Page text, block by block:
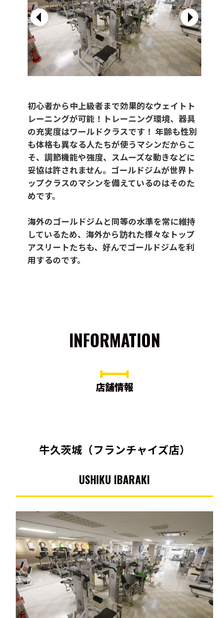
初心者から中上級者まで効果的なウェイトト
レーニングが可能！トレーニング環境、器具
の充実度はワールドクラスです！ 年齢も性別
も体格も異なる人たちが使うマシンだからこ
そ、調節機能や強度、スムーズな動きなどに
妥協は許されません。ゴールドジムが世界ト
ップクラスのマシンを備えているのはそのた
めです。
海外のゴールドジムと同等の水準を常に維持
しているため、海外から訪れた様々なトップ
アスリートたちも、好んでゴールドジムを利
用するのです。
INFORMATION
店舗情報
牛久茨城（フランチャイズ店）
USHIKU IBARAKI